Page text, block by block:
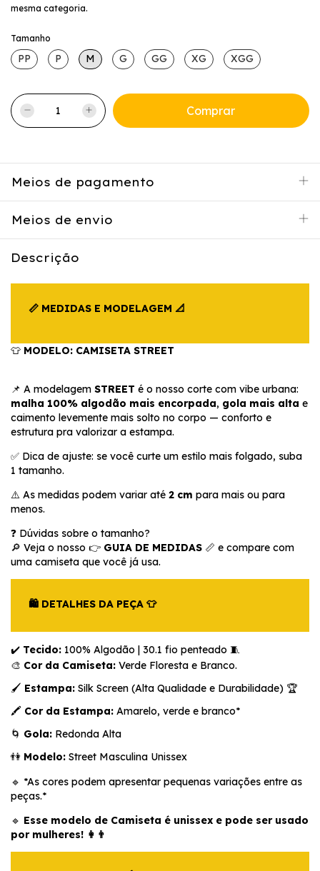
mesma categoria.
Tamanho
PP P M G GG XG XGG
Meios de pagamento
Meios de envio
Descrição
📏 MEDIDAS E MODELAGEM 📐
👕 MODELO: CAMISETA STREET
📌 A modelagem STREET é o nosso corte com vibe urbana:
malha 100% algodão mais encorpada, gola mais alta e
caimento levemente mais solto no corpo — conforto e
estrutura pra valorizar a estampa.
✅ Dica de ajuste: se você curte um estilo mais folgado, suba
1 tamanho.
⚠️ As medidas podem variar até 2 cm para mais ou para
menos.
❓ Dúvidas sobre o tamanho?
🔎 Veja o nosso 👉 GUIA DE MEDIDAS 📏 e compare com
uma camiseta que você já usa.
🛍️ DETALHES DA PEÇA 👕
✔️ Tecido: 100% Algodão | 30.1 fio penteado 🧵
🎨 Cor da Camiseta: Verde Floresta e Branco.
🖌️ Estampa: Silk Screen (Alta Qualidade e Durabilidade) 🏆
🖍️ Cor da Estampa: Amarelo, verde e branco*
🌀 Gola: Redonda Alta
👫 Modelo: Street Masculina Unissex
🔹 *As cores podem apresentar pequenas variações entre as
peças.*
🔹 Esse modelo de Camiseta é unissex e pode ser usado
por mulheres! 👩👨